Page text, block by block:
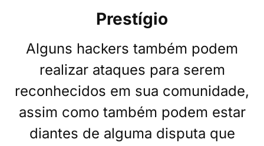
Prestígio
Alguns hackers também podem
realizar ataques para serem
reconhecidos em sua comunidade,
assim como também podem estar
diantes de alguma disputa que